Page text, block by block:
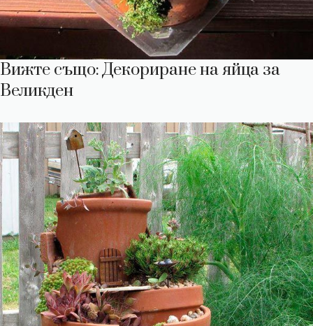
Вижте също: Декориране на яйца за
Великден